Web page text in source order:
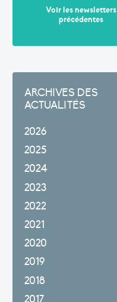
Voir les newsletters
précédentes
ARCHIVES DES
ACTUALITÉS
2026
2025
2024
2023
2022
2021
2020
2019
2018
2017